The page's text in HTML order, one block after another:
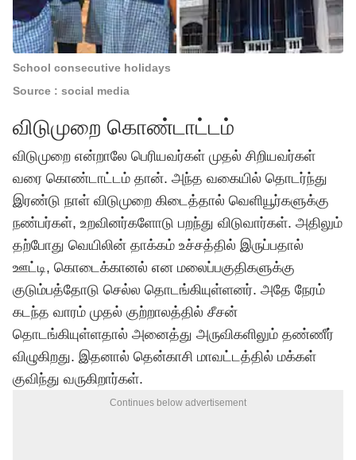
School consecutive holidays
Source : social media
விடுமுறை கொண்டாட்டம்
விடுமுறை என்றாலே பெரியவர்கள் முதல் சிறியவர்கள்
வரை கொண்டாட்டம் தான். அந்த வகையில் தொடர்ந்து
இரண்டு நாள் விடுமுறை கிடைத்தால் வெளியூர்களுக்கு
நண்பர்கள், உறவினர்களோடு பறந்து விடுவார்கள். அதிலும்
தற்போது வெயிலின் தாக்கம் உச்சத்தில் இருப்பதால்
ஊட்டி, கொடைக்கானல் என மலைப்பகுதிகளுக்கு
குடும்பத்தோடு செல்ல தொடங்கியுள்ளனர். அதே நேரம்
கடந்த வாரம் முதல் குற்றாலத்தில் சீசன்
தொடங்கியுள்ளதால் அனைத்து அருவிகளிலும் தண்ணீர்
விழுகிறது. இதனால் தென்காசி மாவட்டத்தில் மக்கள்
குவிந்து வருகிறார்கள்.
Continues below advertisement